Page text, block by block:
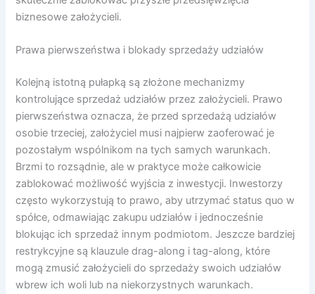
biznesowe założycieli.
Prawa pierwszeństwa i blokady sprzedaży udziałów
Kolejną istotną pułapką są złożone mechanizmy
kontrolujące sprzedaż udziałów przez założycieli. Prawo
pierwszeństwa oznacza, że przed sprzedażą udziałów
osobie trzeciej, założyciel musi najpierw zaoferować je
pozostałym wspólnikom na tych samych warunkach.
Brzmi to rozsądnie, ale w praktyce może całkowicie
zablokować możliwość wyjścia z inwestycji. Inwestorzy
często wykorzystują to prawo, aby utrzymać status quo w
spółce, odmawiając zakupu udziałów i jednocześnie
blokując ich sprzedaż innym podmiotom. Jeszcze bardziej
restrykcyjne są klauzule drag-along i tag-along, które
mogą zmusić założycieli do sprzedaży swoich udziałów
wbrew ich woli lub na niekorzystnych warunkach.